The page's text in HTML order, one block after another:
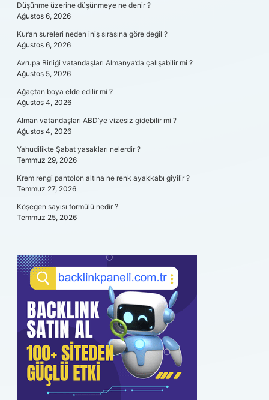
Düşünme üzerine düşünmeye ne denir ?
Ağustos 6, 2026
Kur’an sureleri neden iniş sırasına göre değil ?
Ağustos 6, 2026
Avrupa Birliği vatandaşları Almanya’da çalışabilir mi ?
Ağustos 5, 2026
Ağaçtan boya elde edilir mi ?
Ağustos 4, 2026
Alman vatandaşları ABD’ye vizesiz gidebilir mi ?
Ağustos 4, 2026
Yahudilikte Şabat yasakları nelerdir ?
Temmuz 29, 2026
Krem rengi pantolon altına ne renk ayakkabı giyilir ?
Temmuz 27, 2026
Köşegen sayısı formülü nedir ?
Temmuz 25, 2026